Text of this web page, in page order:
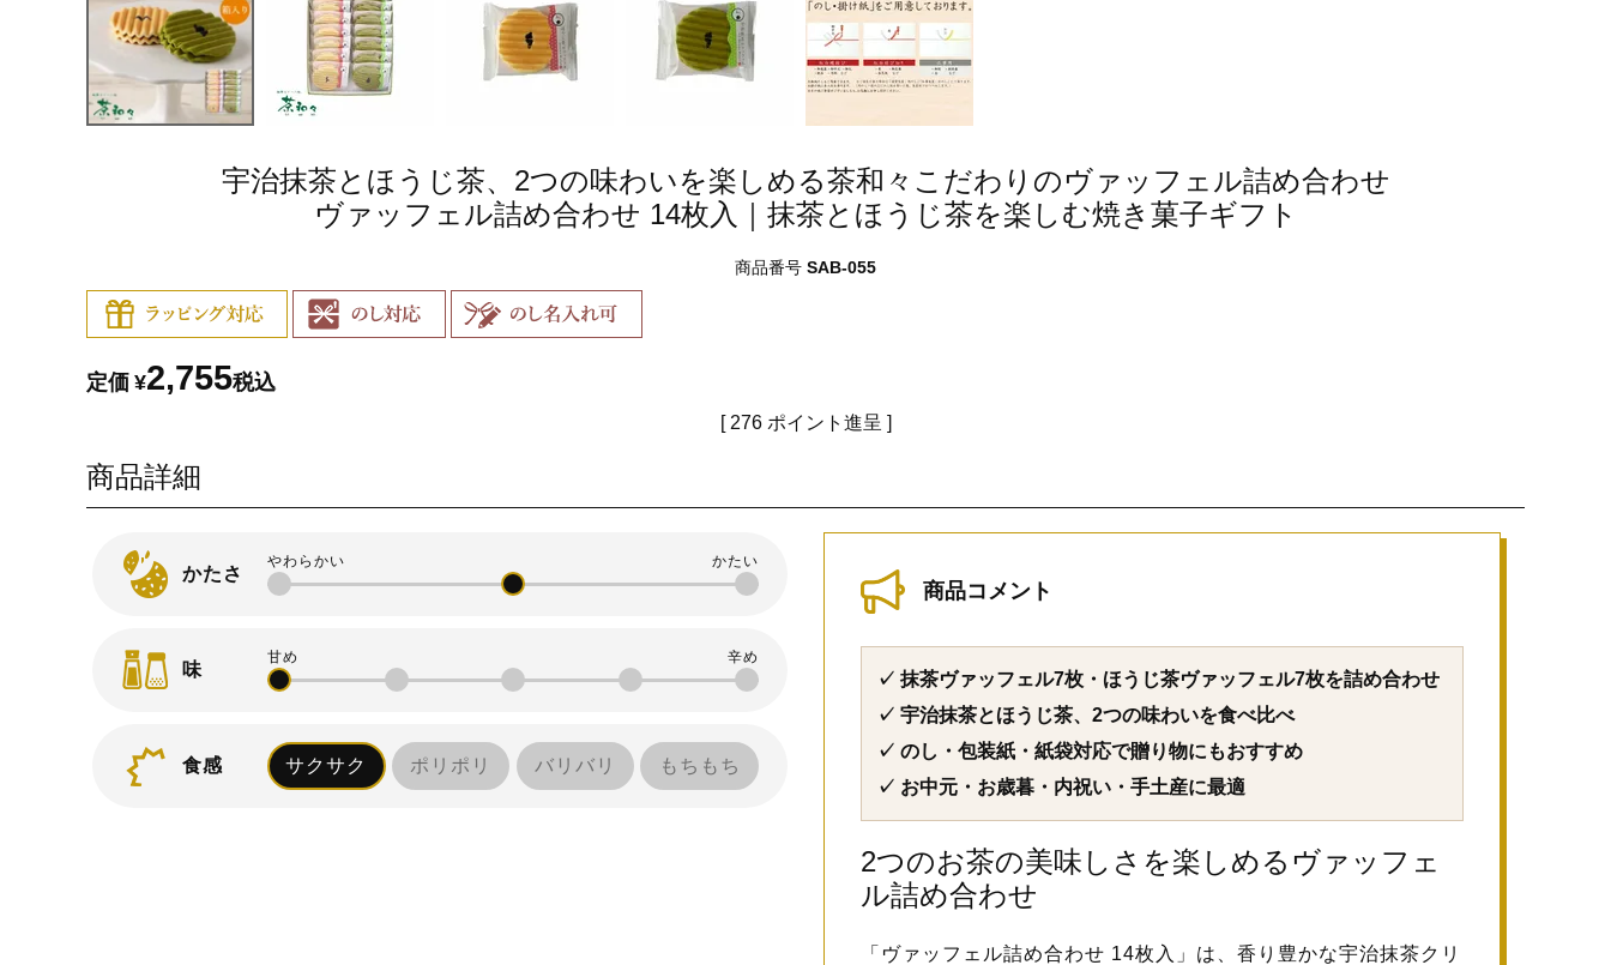
宇治抹茶とほうじ茶、2つの味わいを楽しめる茶和々こだわりのヴァッフェル詰め合わせ
ヴァッフェル詰め合わせ 14枚入｜抹茶とほうじ茶を楽しむ焼き菓子ギフト
商品番号 SAB-055
定価 ¥2,755税込
[ 276 ポイント進呈 ]
商品詳細
かたさ
味
食感 サクサク ポリポリ バリバリ もちもち
商品コメント
✓ 抹茶ヴァッフェル7枚・ほうじ茶ヴァッフェル7枚を詰め合わせ
✓ 宇治抹茶とほうじ茶、2つの味わいを食べ比べ
✓ のし・包装紙・紙袋対応で贈り物にもおすすめ
✓ お中元・お歳暮・内祝い・手土産に最適
2つのお茶の美味しさを楽しめるヴァッフェ
ル詰め合わせ
「ヴァッフェル詰め合わせ 14枚入」は、香り豊かな宇治抹茶クリ